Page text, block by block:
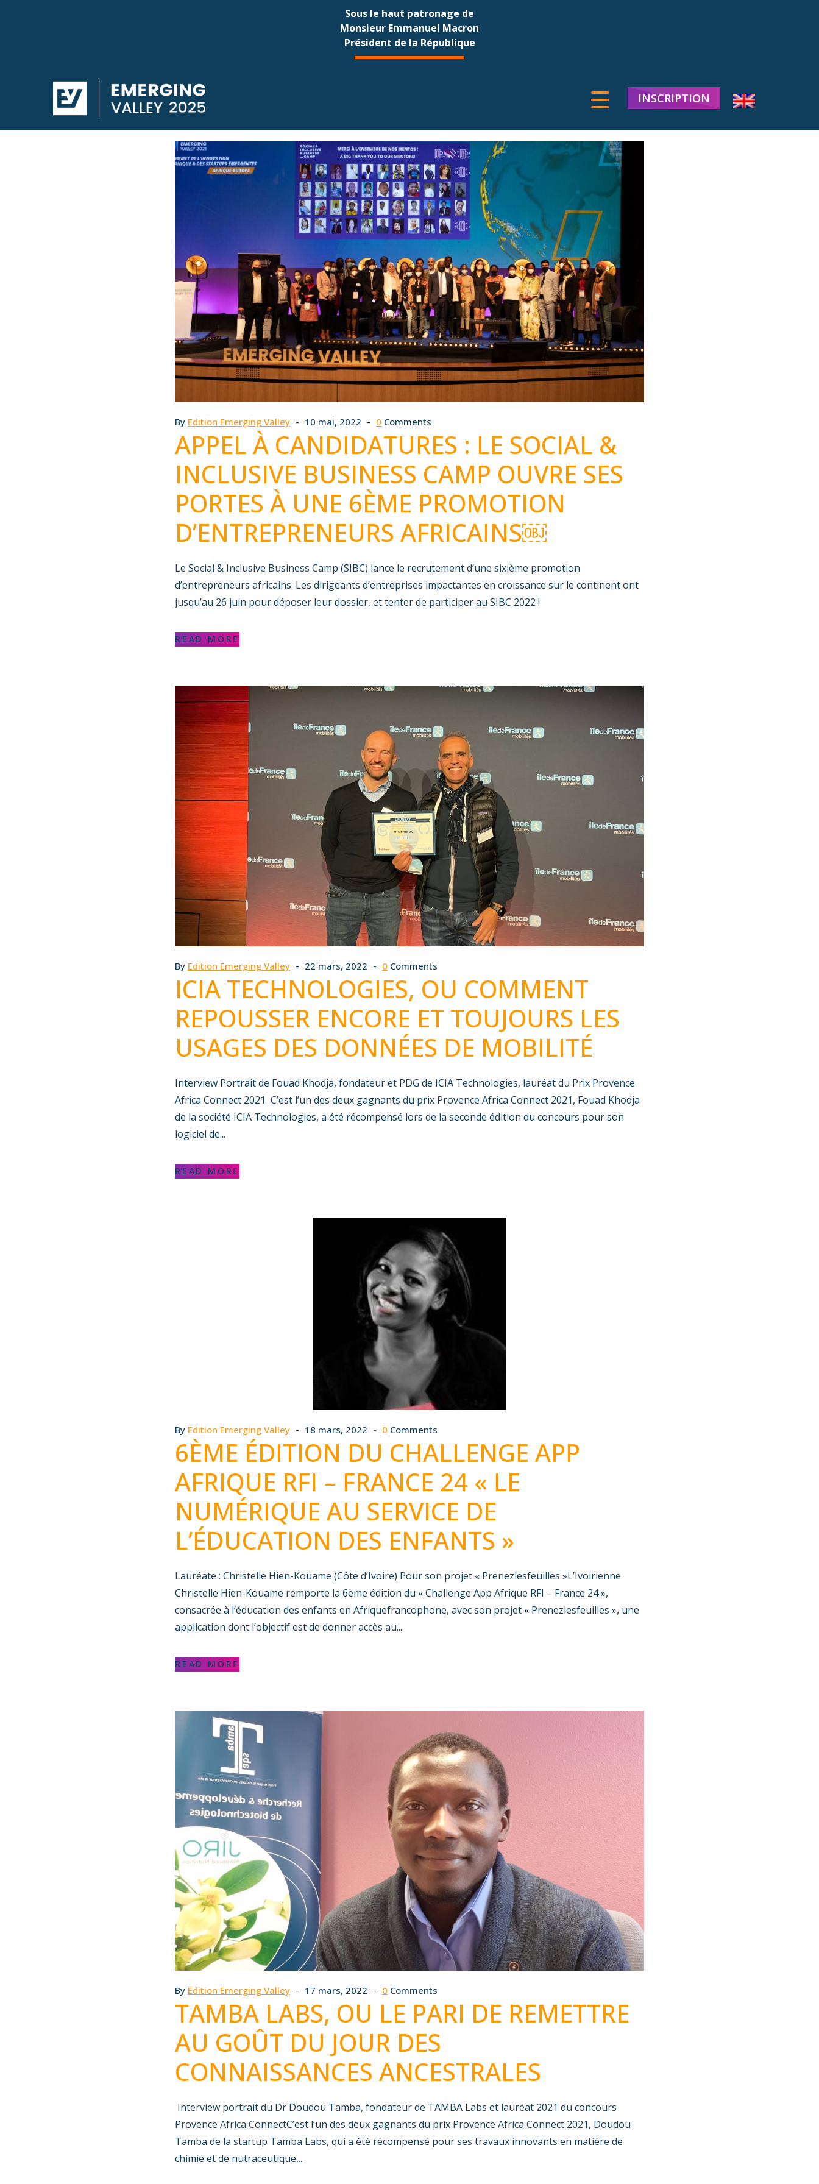
Sous le haut patronage de
Monsieur Emmanuel Macron
Président de la République
INSCRIPTION
By Edition Emerging Valley 10 mai, 2022 0 Comments
APPEL À CANDIDATURES : LE SOCIAL &
INCLUSIVE BUSINESS CAMP OUVRE SES
PORTES À UNE 6ÈME PROMOTION
D’ENTREPRENEURS AFRICAINS￼
Le Social & Inclusive Business Camp (SIBC) lance le recrutement d’une sixième promotion
d’entrepreneurs africains. Les dirigeants d’entreprises impactantes en croissance sur le continent ont
jusqu’au 26 juin pour déposer leur dossier, et tenter de participer au SIBC 2022 !
READ MORE
By Edition Emerging Valley 22 mars, 2022 0 Comments
ICIA TECHNOLOGIES, OU COMMENT
REPOUSSER ENCORE ET TOUJOURS LES
USAGES DES DONNÉES DE MOBILITÉ
Interview Portrait de Fouad Khodja, fondateur et PDG de ICIA Technologies, lauréat du Prix Provence
Africa Connect 2021 C’est l’un des deux gagnants du prix Provence Africa Connect 2021, Fouad Khodja
de la société ICIA Technologies, a été récompensé lors de la seconde édition du concours pour son
logiciel de...
READ MORE
By Edition Emerging Valley 18 mars, 2022 0 Comments
6ÈME ÉDITION DU CHALLENGE APP
AFRIQUE RFI – FRANCE 24 « LE
NUMÉRIQUE AU SERVICE DE
L’ÉDUCATION DES ENFANTS »
Lauréate : Christelle Hien-Kouame (Côte d’Ivoire) Pour son projet « Prenezlesfeuilles »L’Ivoirienne
Christelle Hien-Kouame remporte la 6ème édition du « Challenge App Afrique RFI – France 24 »,
consacrée à l’éducation des enfants en Afriquefrancophone, avec son projet « Prenezlesfeuilles », une
application dont l’objectif est de donner accès au...
READ MORE
By Edition Emerging Valley 17 mars, 2022 0 Comments
TAMBA LABS, OU LE PARI DE REMETTRE
AU GOÛT DU JOUR DES
CONNAISSANCES ANCESTRALES
Interview portrait du Dr Doudou Tamba, fondateur de TAMBA Labs et lauréat 2021 du concours
Provence Africa ConnectC’est l’un des deux gagnants du prix Provence Africa Connect 2021, Doudou
Tamba de la startup Tamba Labs, qui a été récompensé pour ses travaux innovants en matière de
chimie et de nutraceutique,...